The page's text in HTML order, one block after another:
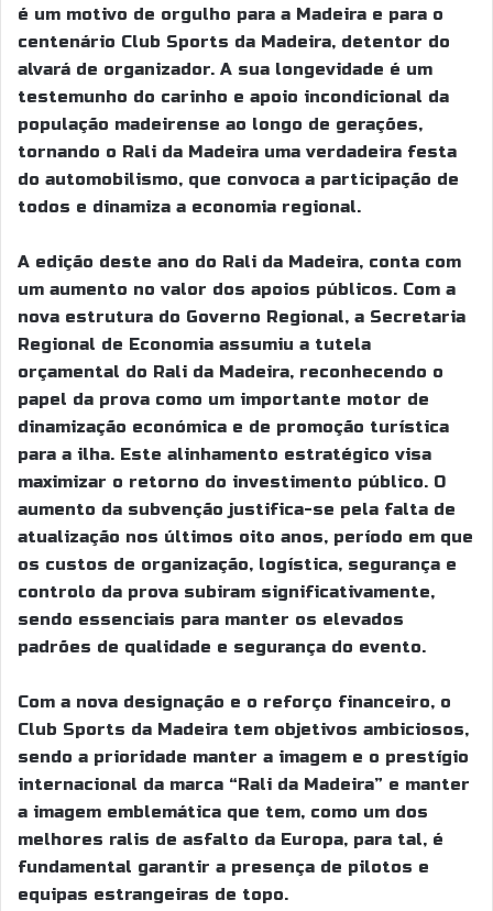
é um motivo de orgulho para a Madeira e para o
centenário Club Sports da Madeira, detentor do
alvará de organizador. A sua longevidade é um
testemunho do carinho e apoio incondicional da
população madeirense ao longo de gerações,
tornando o Rali da Madeira uma verdadeira festa
do automobilismo, que convoca a participação de
todos e dinamiza a economia regional.
A edição deste ano do Rali da Madeira, conta com
um aumento no valor dos apoios públicos. Com a
nova estrutura do Governo Regional, a Secretaria
Regional de Economia assumiu a tutela
orçamental do Rali da Madeira, reconhecendo o
papel da prova como um importante motor de
dinamização económica e de promoção turística
para a ilha. Este alinhamento estratégico visa
maximizar o retorno do investimento público. O
aumento da subvenção justifica-se pela falta de
atualização nos últimos oito anos, período em que
os custos de organização, logística, segurança e
controlo da prova subiram significativamente,
sendo essenciais para manter os elevados
padrões de qualidade e segurança do evento.
Com a nova designação e o reforço financeiro, o
Club Sports da Madeira tem objetivos ambiciosos,
sendo a prioridade manter a imagem e o prestígio
internacional da marca “Rali da Madeira” e manter
a imagem emblemática que tem, como um dos
melhores ralis de asfalto da Europa, para tal, é
fundamental garantir a presença de pilotos e
equipas estrangeiras de topo.